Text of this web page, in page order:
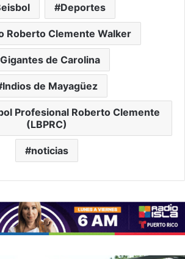
Deportes
Roberto Clemente Walker
Gigantes de Carolina
Indios de Mayagüez
Profesional Roberto Clemente
(LBPRC)
noticias